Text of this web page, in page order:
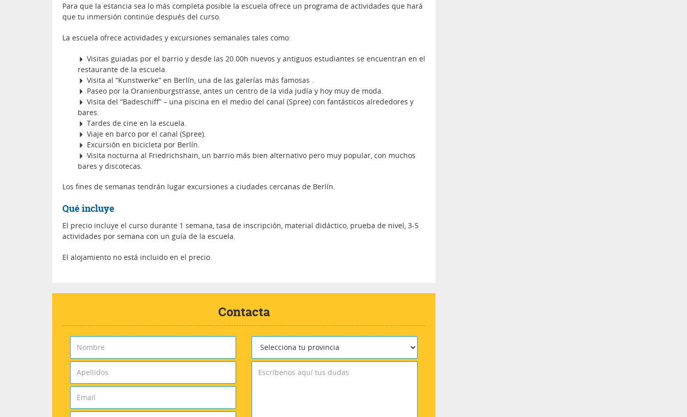
Para que la estancia sea lo más completa posible la escuela ofrece un programa de actividades que hará
que tu inmersión continúe después del curso.
La escuela ofrece actividades y excursiones semanales tales como:
Visitas guiadas por el barrio y desde las 20.00h nuevos y antiguos estudiantes se encuentran en el
restaurante de la escuela.
Visita al “Kunstwerke” en Berlín, una de las galerías más famosas .
Paseo por la Oranienburgstrasse, antes un centro de la vida judía y hoy muy de moda.
Visita del “Badeschiff” – una piscina en el medio del canal (Spree) con fantásticos alrededores y
bares.
Tardes de cine en la escuela.
Viaje en barco por el canal (Spree).
Excursión en bicicleta por Berlín.
Visita nocturna al Friedrichshain, un barrio más bien alternativo pero muy popular, con muchos
bares y discotecas.
Los fines de semanas tendrán lugar excursiones a ciudades cercanas de Berlín.
Qué incluye
El precio incluye el curso durante 1 semana, tasa de inscripción, material didáctico, prueba de nivel, 3-5
actividades por semana con un guía de la escuela.
El alojamiento no está incluido en el precio.
Contacta